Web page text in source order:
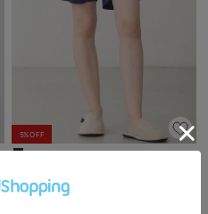
5%OFF
fairy（フェアリー）涼感らくちんハ
ーフパンツ マタニティ・産後【出